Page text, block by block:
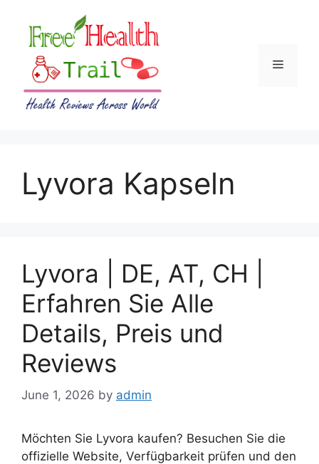
content
Menu
Lyvora Kapseln
Lyvora | DE, AT, CH |
Erfahren Sie Alle
Details, Preis und
Reviews
June 1, 2026 by admin
Möchten Sie Lyvora kaufen? Besuchen Sie die
offizielle Website, Verfügbarkeit prüfen und den